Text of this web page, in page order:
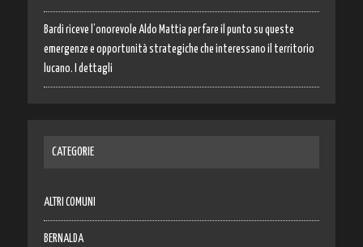
Bardi riceve l’onorevole Aldo Mattia per fare il punto su queste
emergenze e opportunità strategiche che interessano il territorio
lucano. I dettagli
CATEGORIE
ALTRI COMUNI
BERNALDA